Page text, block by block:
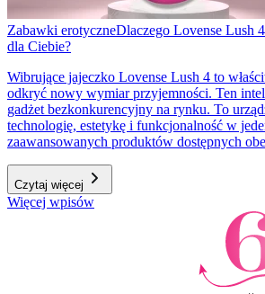
Zabawki erotyczneDlaczego Lovense Lush
dla Ciebie?
Wibrujące jajeczko Lovense Lush 4 to
odkryć nowy wymiar przyjemności. Ten
gadżet bezkonkurencyjny na rynku. To
technologię, estetykę i funkcjonalność w
zaawansowanych produktów dostępnych
Czytaj więcej
Więcej wpisów